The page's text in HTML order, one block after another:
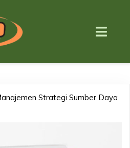
Strategi Sumber Daya